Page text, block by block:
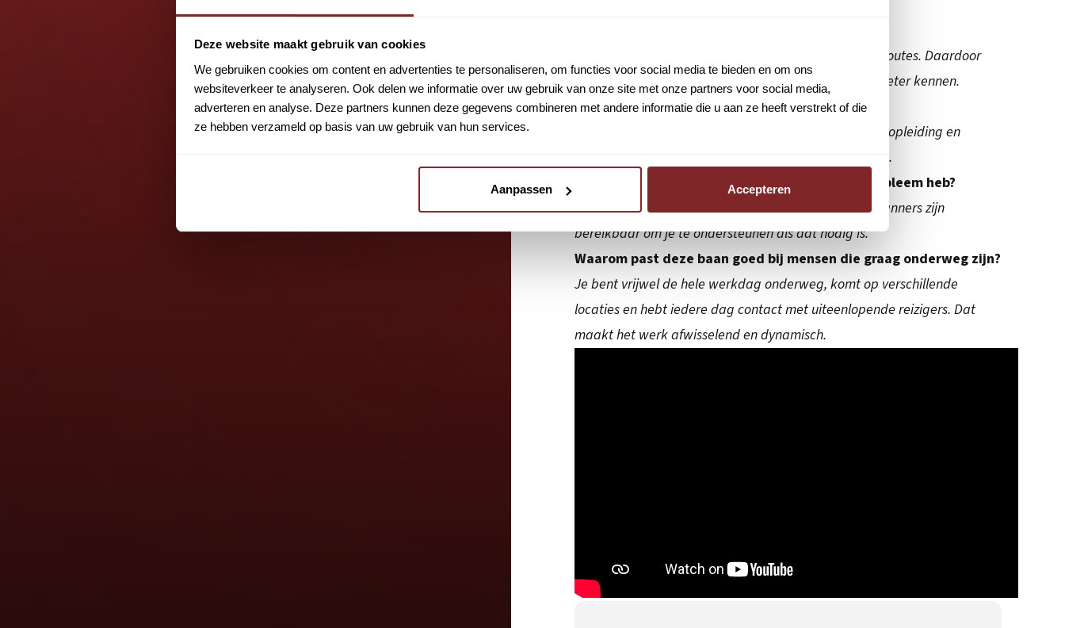
Deze website maakt gebruik van cookies
We gebruiken cookies om content en advertenties te personaliseren, om functies voor social media te bieden en om ons
websiteverkeer te analyseren. Ook delen we informatie over uw gebruik van onze site met onze partners voor social media,
adverteren en analyse. Deze partners kunnen deze gegevens combineren met andere informatie die u aan ze heeft verstrekt of die
ze hebben verzameld op basis van uw gebruik van hun services.
Aanpassen Accepteren
Nee. Je rooster bestaat uit verschillende diensten en routes. Daardoor
blijft het werk afwisselend en leer je de regio steeds beter kennen.
Hoe weet ik welke route ik moet rijden?
Voor iedere dienst ontvang je een planning. Tijdens je opleiding en
inwerkperiode leer je de routes stap voor stap kennen.
Wat gebeurt er als ik onderweg een vraag of probleem heb?
Je staat er nooit alleen voor. De verkeersleiding en planners zijn
bereikbaar om je te ondersteunen als dat nodig is.
Waarom past deze baan goed bij mensen die graag onderweg zijn?
Je bent vrijwel de hele werkdag onderweg, komt op verschillende
locaties en hebt iedere dag contact met uiteenlopende reizigers. Dat
maakt het werk afwisselend en dynamisch.